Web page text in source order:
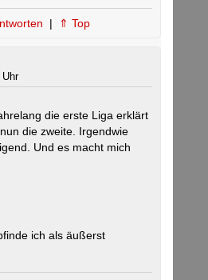
| ⇑ Top
Uhr
die erste Liga erklärt
die zweite. Irgendwie
Und es macht mich
ich als äußerst